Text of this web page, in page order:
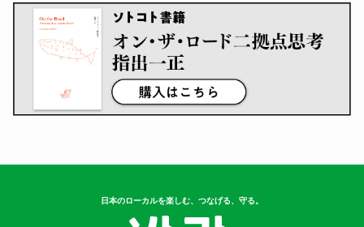
日本のローカルを楽しむ、つなげる、守る。